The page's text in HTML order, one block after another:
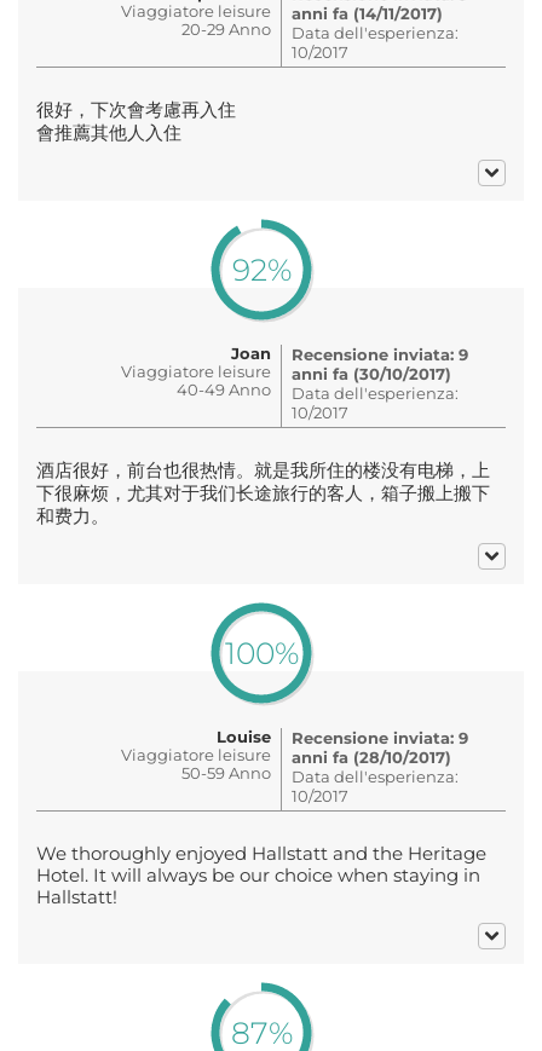
Viaggiatore leisure
20-29 Anno
anni fa (14/11/2017)
Data dell'esperienza:
10/2017
很好，下次會考慮再入住
會推薦其他人入住
92%
Joan
Viaggiatore leisure
40-49 Anno
Recensione inviata: 9
anni fa (30/10/2017)
Data dell'esperienza:
10/2017
酒店很好，前台也很热情。就是我所住的楼没有电梯，上
下很麻烦，尤其对于我们长途旅行的客人，箱子搬上搬下
和费力。
100%
Louise
Viaggiatore leisure
50-59 Anno
Recensione inviata: 9
anni fa (28/10/2017)
Data dell'esperienza:
10/2017
We thoroughly enjoyed Hallstatt and the Heritage
Hotel. It will always be our choice when staying in
Hallstatt!
87%